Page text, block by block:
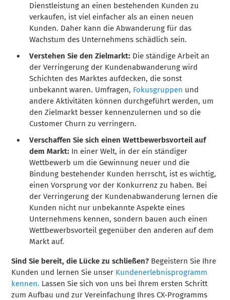
Dienstleistung an einen bestehenden Kunden zu
verkaufen, ist viel einfacher als an einen neuen
Kunden. Daher kann die Abwanderung für das
Wachstum des Unternehmens schädlich sein.
Verstehen Sie den Zielmarkt: Die ständige Arbeit an
der Verringerung der Kundenabwanderung wird
Schichten des Marktes aufdecken, die sonst
unbekannt waren. Umfragen, Fokusgruppen und
andere Aktivitäten können durchgeführt werden, um
den Zielmarkt besser kennenzulernen und so die
Customer Churn zu verringern.
Verschaffen Sie sich einen Wettbewerbsvorteil auf
dem Markt: In einer Welt, in der ein ständiger
Wettbewerb um die Gewinnung neuer und die
Bindung bestehender Kunden herrscht, ist es wichtig,
einen Vorsprung vor der Konkurrenz zu haben. Bei
der Verringerung der Kundenabwanderung lernen die
Kunden nicht nur unbekannte Aspekte eines
Unternehmens kennen, sondern bauen auch einen
Wettbewerbsvorteil gegenüber den anderen auf dem
Markt auf.
Sind Sie bereit, die Lücke zu schließen? Begeistern Sie Ihre
Kunden und lernen Sie unser Kundenerlebnisprogramm
kennen. Lassen Sie sich von uns bei Ihrem ersten Schritt
zum Aufbau und zur Vereinfachung Ihres CX-Programms